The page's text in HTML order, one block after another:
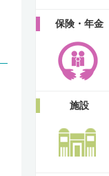
保険・年金
施設